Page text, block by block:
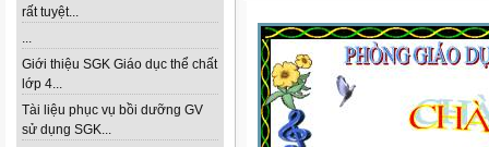
rất tuyệt...
...
Giới thiệu SGK Giáo dục thể chất
lớp 4...
Tài liệu phục vụ bồi dưỡng GV
sử dụng SGK...